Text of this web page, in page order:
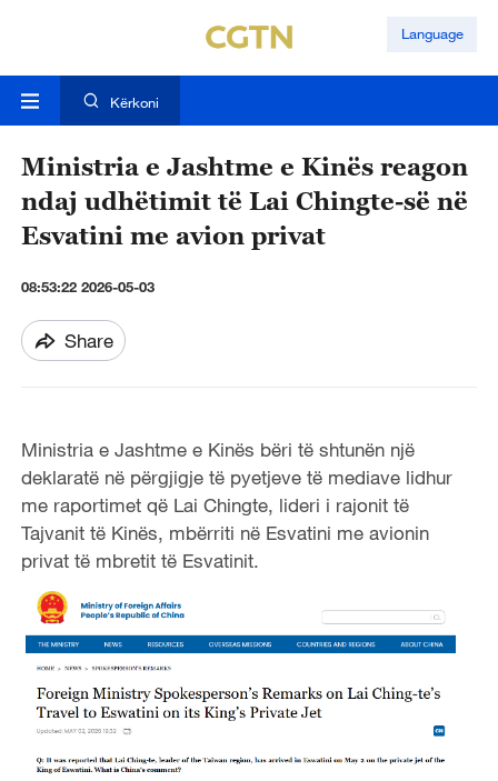
Language
Kërkoni
Ministria e Jashtme e Kinës reagon
ndaj udhëtimit të Lai Chingte-së në
Esvatini me avion privat
08:53:22 2026-05-03
Share
Ministria e Jashtme e Kinës bëri të shtunën një
deklaratë në përgjigje të pyetjeve të mediave lidhur
me raportimet që Lai Chingte, lideri i rajonit të
Tajvanit të Kinës, mbërriti në Esvatini me avionin
privat të mbretit të Esvatinit.